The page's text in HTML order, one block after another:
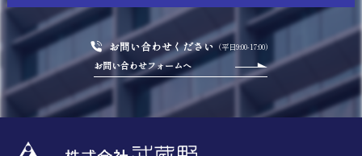
お問い合わせください （平日9:00-17:00）
お問い合わせフォームへ